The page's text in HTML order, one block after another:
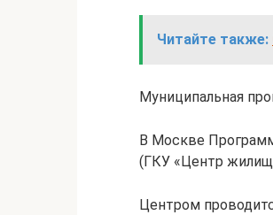
Читайте также:
Муниципальная
В Москве
(ГКУ «Центр
Центром